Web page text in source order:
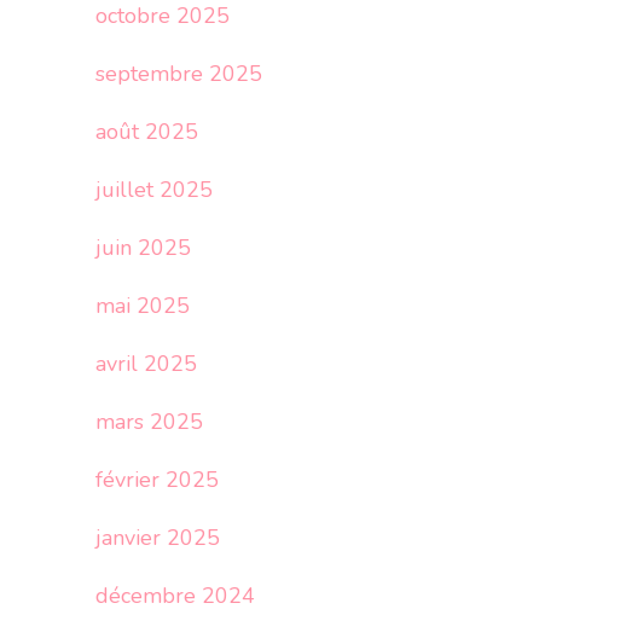
octobre 2025
septembre 2025
août 2025
juillet 2025
juin 2025
mai 2025
avril 2025
mars 2025
février 2025
janvier 2025
décembre 2024